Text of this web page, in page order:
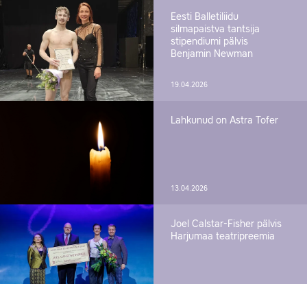
Eesti Balletiliidu
silmapaistva tantsija
stipendiumi pälvis
Benjamin Newman
19.04.2026
Lahkunud on Astra Tofer
13.04.2026
Joel Calstar-Fisher pälvis
Harjumaa teatripreemia